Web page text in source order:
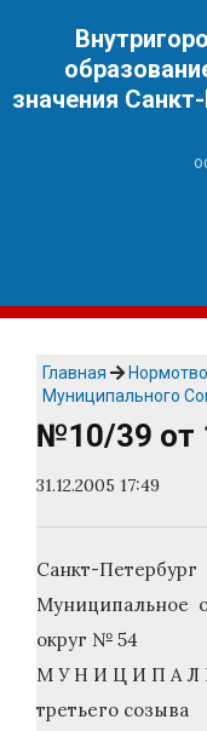
значения
Главная
Муниципального
№10/39 от
31.12.2005 17:49
Санкт-Петербург
Муниципальное
округ № 54
М У Н И Ц И П А Л
третьего созыва